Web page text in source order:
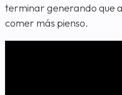
terminar generando que
comer más pienso.